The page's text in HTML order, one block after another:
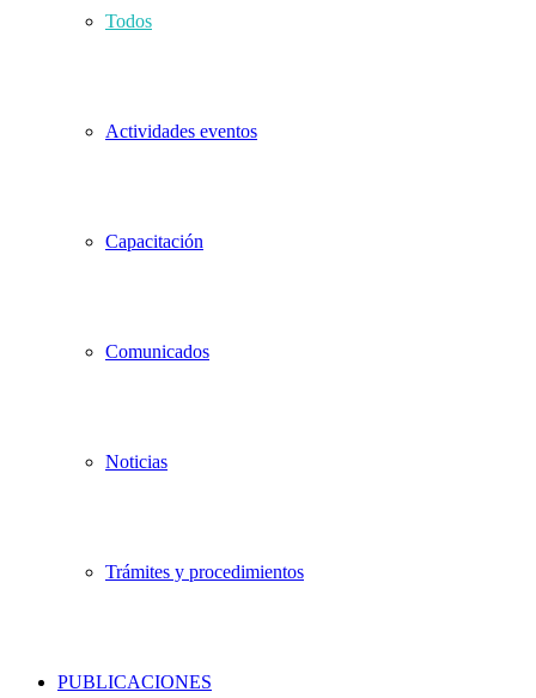
Todos
Actividades eventos
Capacitación
Comunicados
Noticias
Trámites y procedimientos
PUBLICACIONES